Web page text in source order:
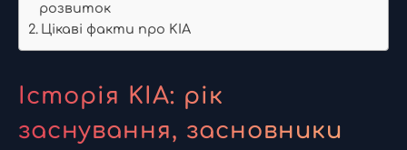
розвиток
Цікаві факти про KIA
Історія KIA: рік
заснування, засновники